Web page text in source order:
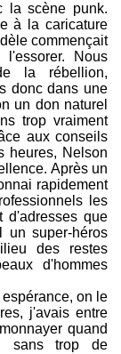
la scène punk.
à la caricature
commençait
Nous
la rébellion,
donc dans une
un don naturel
trop vraiment
aux conseils
heures, Nelson
Après un
rapidement
les
d'adresses que
un super-héros
des restes
d'hommes
on le
j'avais entre
quand
sans trop de